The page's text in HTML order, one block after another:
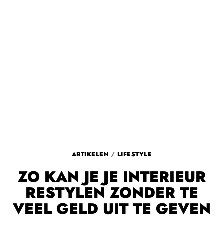
ARTIKELEN / LIFESTYLE
ZO KAN JE JE INTERIEUR
RESTYLEN ZONDER TE
VEEL GELD UIT TE GEVEN